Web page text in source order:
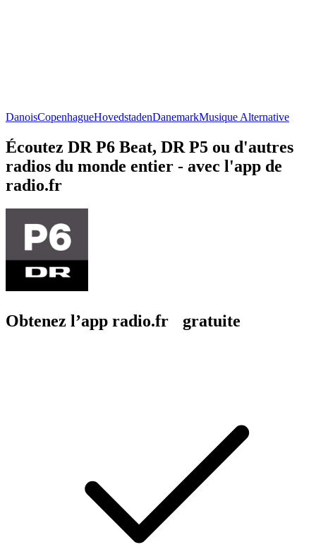
DanoisCopenhagueHovedstadenDanemarkMusique Alternative
Écoutez DR P6 Beat, DR P5 ou d'autres
radios du monde entier - avec l'app de
radio.fr
Obtenez l’app radio.fr gratuite